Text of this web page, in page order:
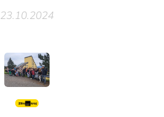
23.10.2024